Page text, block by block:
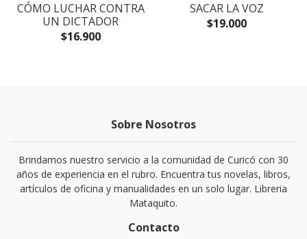
CÓMO LUCHAR CONTRA
UN DICTADOR
$16.900
SACAR LA VOZ
$19.000
Sobre Nosotros
Brindamos nuestro servicio a la comunidad de Curicó con 30
años de experiencia en el rubro. Encuentra tus novelas, libros,
artículos de oficina y manualidades en un solo lugar. Libreria
Mataquito.
Contacto